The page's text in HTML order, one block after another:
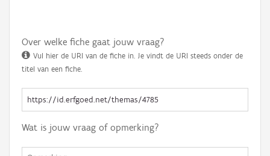
Over welke fiche gaat jouw vraag?
Vul hier de URI van de fiche in. Je vindt de URI steeds onder de
titel van een fiche.
Wat is jouw vraag of opmerking?